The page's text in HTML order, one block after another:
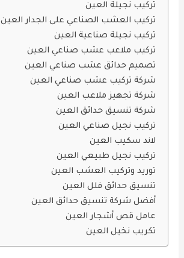
تركيب نجيلة العين
تركيب العشب الصناعي على الجدار العين
تركيب نجيلة صناعية العين
تركيب ملاعب عشب صناعي العين
تصميم حدائق عشب صناعي العين
شركة تركيب عشب صناعي العين
شركة تجهيز ملاعب العين
شركة تنسيق حدائق العين
تركيب نجيل صناعي العين
لاند سكيب العين
تركيب نجيل طبيعي العين
توريد وتركيب العشب العين
تنسيق حدائق فلل العين
أفضل شركة تنسيق حدائق العين
عامل قص أشجار العين
تكريب نخيل العين